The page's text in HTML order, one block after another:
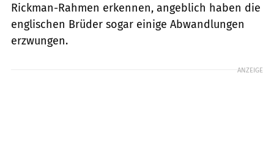
Rickman-Rahmen erkennen, angeblich haben die
englischen Brüder sogar einige Abwandlungen
erzwungen.
ANZEIGE